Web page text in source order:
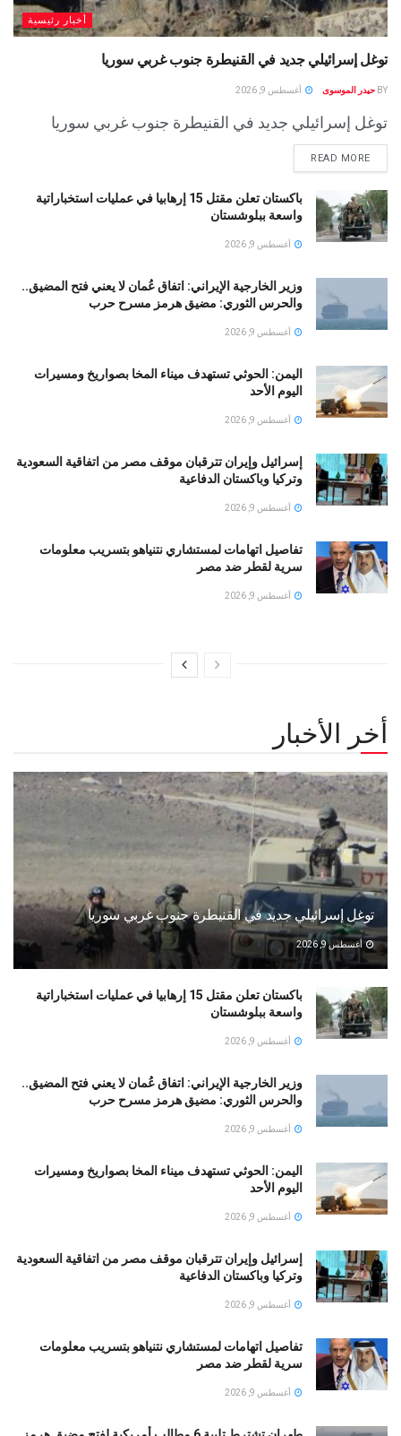
أخبار رئيسية
توغل إسرائيلي جديد في القنيطرة جنوب غربي سوريا
BY حيدر الموسوى أغسطس 9, 2026
توغل إسرائيلي جديد في القنيطرة جنوب غربي سوريا
READ MORE
باكستان تعلن مقتل 15 إرهابيا في عمليات استخباراتية
واسعة ببلوشستان
أغسطس 9, 2026
وزير الخارجية الإيراني: اتفاق عُمان لا يعني فتح المضيق..
والحرس الثوري: مضيق هرمز مسرح حرب
أغسطس 9, 2026
اليمن: الحوثي تستهدف ميناء المخا بصواريخ ومسيرات
اليوم الأحد
أغسطس 9, 2026
إسرائيل وإيران تترقبان موقف مصر من اتفاقية السعودية
وتركيا وباكستان الدفاعية
أغسطس 9, 2026
تفاصيل اتهامات لمستشاري نتنياهو بتسريب معلومات
سرية لقطر ضد مصر
أغسطس 9, 2026
أخر الأخبار
توغل إسرائيلي جديد في القنيطرة جنوب غربي سوريا
أغسطس 9, 2026
باكستان تعلن مقتل 15 إرهابيا في عمليات استخباراتية
واسعة ببلوشستان
أغسطس 9, 2026
وزير الخارجية الإيراني: اتفاق عُمان لا يعني فتح المضيق..
والحرس الثوري: مضيق هرمز مسرح حرب
أغسطس 9, 2026
اليمن: الحوثي تستهدف ميناء المخا بصواريخ ومسيرات
اليوم الأحد
أغسطس 9, 2026
إسرائيل وإيران تترقبان موقف مصر من اتفاقية السعودية
وتركيا وباكستان الدفاعية
أغسطس 9, 2026
تفاصيل اتهامات لمستشاري نتنياهو بتسريب معلومات
سرية لقطر ضد مصر
أغسطس 9, 2026